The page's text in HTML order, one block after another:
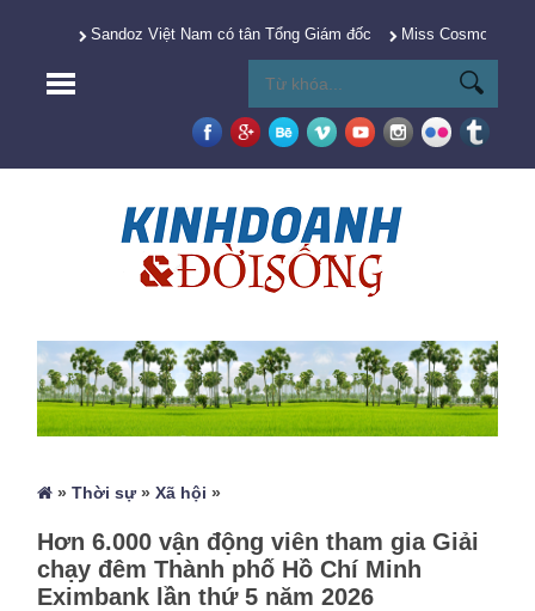
Sandoz Việt Nam có tân Tổng Giám đốc Miss Cosmo 2025
»Thời sự»Xã hội »
Hơn 6.000 vận động viên tham gia Giải
chạy đêm Thành phố Hồ Chí Minh
Eximbank lần thứ 5 năm 2026